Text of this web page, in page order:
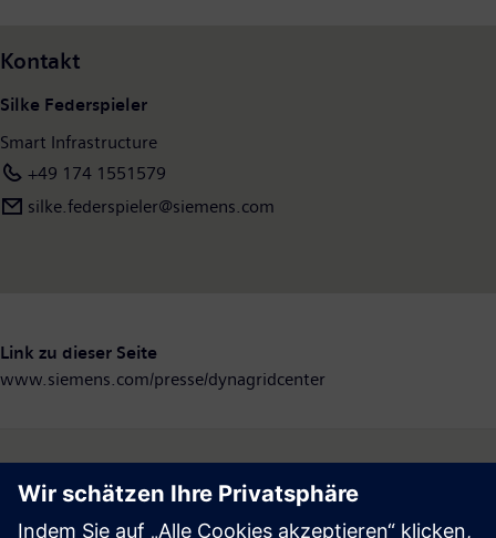
Kontakt
Silke Federspieler
Smart Infrastructure
+49 174 1551579
silke.federspieler@siemens.com
Link zu dieser Seite
www.siemens.com/presse/dynagridcenter
Follow